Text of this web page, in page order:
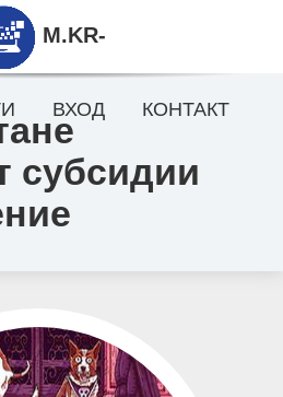
субсидии
M.KR-
ВХОД КОНТАКТ